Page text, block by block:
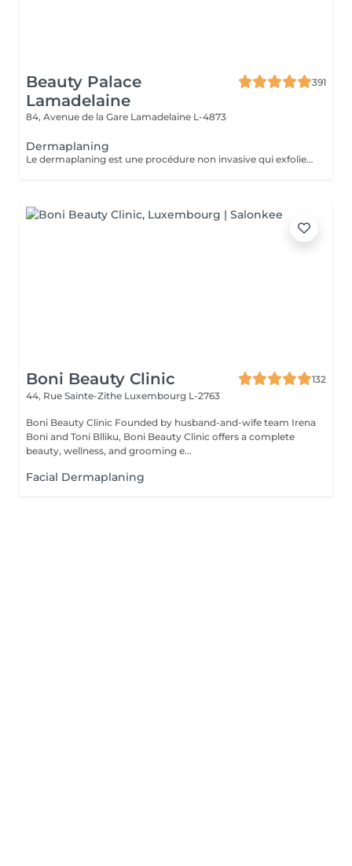
Beauty Palace
Lamadelaine
391
84, Avenue de la Gare Lamadelaine L-4873
Dermaplaning
Le dermaplaning est une procédure non invasive qui exfolie la peau en utilisant une lame fine pour retirer les cellules mortes et le duvet. Cela rend la peau plus lisse, éclatante et réduit les rides fines et imperfections. C'est indolore, ne nécessite pas de récupération, et améliore l'absorption des soins ainsi que l'application du maquillage. Sans douleur, une peau de bébé.
Boni Beauty Clinic
132
44, Rue Sainte-Zithe Luxembourg L-2763
Boni Beauty Clinic Founded by husband-and-wife team Irena
Boni and Toni Blliku, Boni Beauty Clinic offers a complete
beauty, wellness, and grooming e...
Facial Dermaplaning